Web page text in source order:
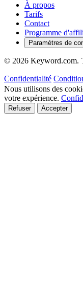
À propos
Tarifs
Contact
Programme
Paramètres de
© 2026 Keyword.com.
Confidentialité
Nous utilisons des
votre expérience.
Refuser Accepter